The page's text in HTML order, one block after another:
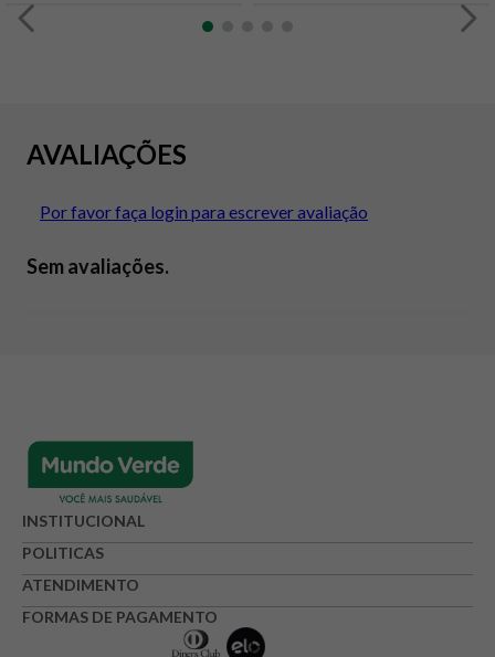
AVALIAÇÕES
Por favor faça login para escrever avaliação
Sem avaliações.
INSTITUCIONAL
POLITICAS
ATENDIMENTO
FORMAS DE PAGAMENTO